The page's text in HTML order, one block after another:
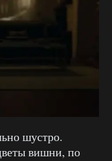
шустро.
вишни, по